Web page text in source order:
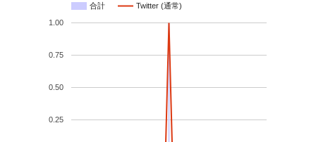
合計 Twitter (通常)
0.25
0.50
0.75
1.00